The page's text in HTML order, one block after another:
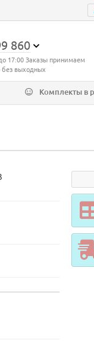
860
17:00 Заказы принимаем
без выходных
Комплекты в